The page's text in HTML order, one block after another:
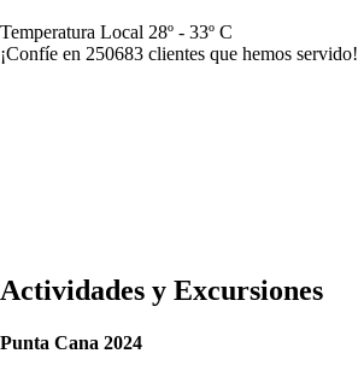
Temperatura Local 28º - 33º C
¡Confíe en 250683 clientes que hemos servido!
Actividades y Excursiones
Punta Cana 2024